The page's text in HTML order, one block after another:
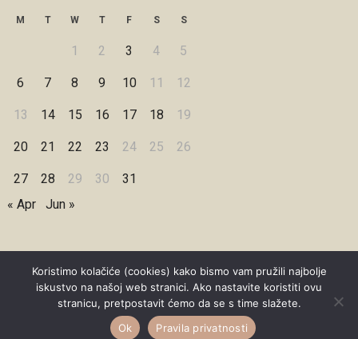
M T W T F S S
1 2 3 4 5
6 7 8 9 10 11 12
13 14 15 16 17 18 19
20 21 22 23 24 25 26
27 28 29 30
31
« Apr
Jun »
Copyright © 2026 Under Dreamskies
Designed by WPZOOM
Koristimo kolačiće (cookies) kako bismo vam pružili najbolje
iskustvo na našoj web stranici. Ako nastavite koristiti ovu
stranicu, pretpostavit ćemo da se s time slažete.
Ok
Pravila privatnosti